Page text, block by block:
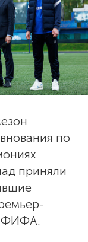
по
приняли
ФИФА.